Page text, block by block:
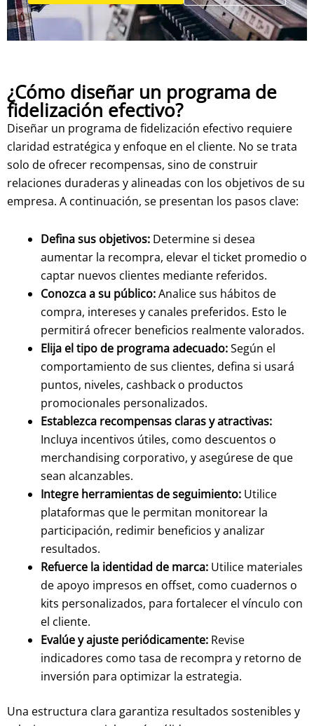
¿Cómo diseñar un programa de
fidelización efectivo?
Diseñar un programa de fidelización efectivo requiere
claridad estratégica y enfoque en el cliente. No se trata
solo de ofrecer recompensas, sino de construir
relaciones duraderas y alineadas con los objetivos de su
empresa. A continuación, se presentan los pasos clave:
Defina sus objetivos: Determine si desea
aumentar la recompra, elevar el ticket promedio o
captar nuevos clientes mediante referidos.
Conozca a su público:Analice sus hábitos de
compra, intereses y canales preferidos. Esto le
permitirá ofrecer beneficios realmente valorados.
Elija el tipo de programa adecuado:Según el
comportamiento de sus clientes, defina si usará
puntos, niveles, cashback o productos
promocionales personalizados.
Establezca recompensas claras y atractivas:
Incluya incentivos útiles, como descuentos o
merchandising corporativo, y asegúrese de que
sean alcanzables.
Integre herramientas de seguimiento: Utilice
plataformas que le permitan monitorear la
participación, redimir beneficios y analizar
resultados.
Refuerce la identidad de marca: Utilice materiales
de apoyo impresos en offset, como cuadernos o
kits personalizados, para fortalecer el vínculo con
el cliente.
Evalúe y ajuste periódicamente: Revise
indicadores como tasa de recompra y retorno de
inversión para optimizar la estrategia.
Una estructura clara garantiza resultados sostenibles y